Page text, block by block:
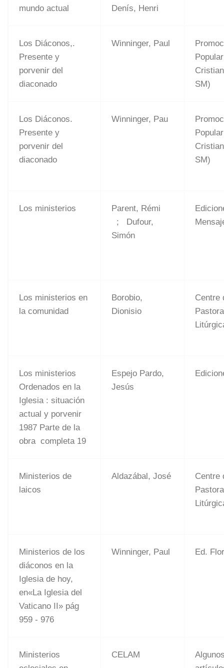
mundo actual
Denís, Henri
Los Diáconos,.
Presente y
porvenir del
diaconado
Winninger, Paul
Popular
SM)
Los Diáconos.
Presente y
porvenir del
diaconado
Winninger, Pau
Popular
SM)
Los ministerios
Parent, Rémi
; Dufour,
Simón
Los ministerios en
la comunidad
Borobio,
Dionisio
Centre
Los ministerios
Ordenados en la
Iglesia : situación
actual y porvenir
1987 Parte de la
obra completa 19
Espejo Pardo,
Jesús
Ministerios de
laicos
Aldazábal, José
Centre
Ministerios de los
diáconos en la
Iglesia de hoy,
en«La Iglesia del
Vaticano II» pág
959 - 976
Winninger, Paul Ed.
Ministerios
CELAM